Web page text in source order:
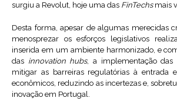
surgiu a Revolut, hoje uma das FinTechsmais
Desta forma, apesar de algumas merecidas
menosprezar os esforços legislativos
inserida em um ambiente harmonizado, e
das innovation hubs, a implementação das
mitigar as barreiras regulatórias à entrada
econômicos, reduzindo as incertezas e,
inovação em Portugal.